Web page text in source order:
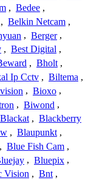
, Bedee ,
, Belkin Netcam ,
, Berger ,
, Best Digital ,
, Bholt ,
Ip Cctv , Biltema ,
, Bioxo ,
, Biwond ,
Blackat , Blackberry
, Blaupunkt ,
, Blue Fish Cam ,
, Bluepix ,
Vision , Bnt ,